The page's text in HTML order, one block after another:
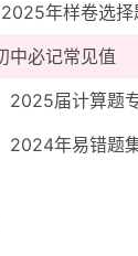
年样卷选择
中必记常见值
2025届计算题
2024年易错题